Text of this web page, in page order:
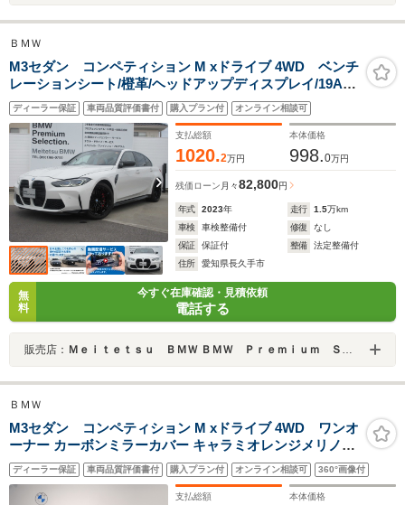
ＢＭＷ
M3セダン コンペティション M xドライブ 4WD ベンチ
レーションシート/橙革/ヘッドアップディスプレイ/19AW/
地デジチューナー/ワンオーナー
ディーラー保証 車両品質評価書付 購入プラン付 オンライン相談可
支払総額
1020.2万円
本体価格
998.0万円
残価ローン 月々82,800円
年式 2023年 走行 1.5万km
車検
車検整備付 修復
なし
保証
保証付 整備
法定整備付
住所
愛知県長久手市
無
料
今すぐ在庫確認・見積依頼
電話する
販売店： Ｍｅｉｔｅｔｓｕ ＢＭＷ ＢＭＷ Ｐｒｅｍｉｕｍ Ｓｅｌｅｃｔｉｏｎ 長久手
ＢＭＷ
M3セダン コンペティション M xドライブ 4WD ワンオ
ーナー カーボンミラーカバー キャラミオレンジメリノレ
ザー ベンチレーションシート フロントシートヒーター パ
ーキングアシストプラス ハーマンカードンスピーカー 電
動トランク 純正地デジTV
ディーラー保証 車両品質評価書付 購入プラン付 オンライン相談可 360°画像付
支払総額 本体価格